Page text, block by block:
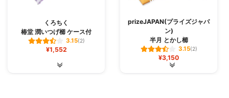
くろちく
椿堂 潤いつげ櫛 ケース付
3.15(2)
¥1,552
prizeJAPAN(プライズジャパ
ン)
半月 とかし櫛
3.15(2)
¥3,150